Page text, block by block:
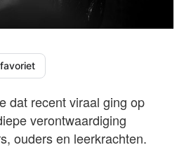
dat recent viraal ging op
verontwaardiging
ouders en leerkrachten.